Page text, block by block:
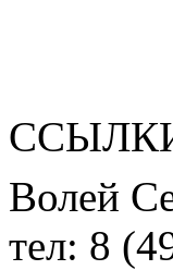
Волей
тел: 8